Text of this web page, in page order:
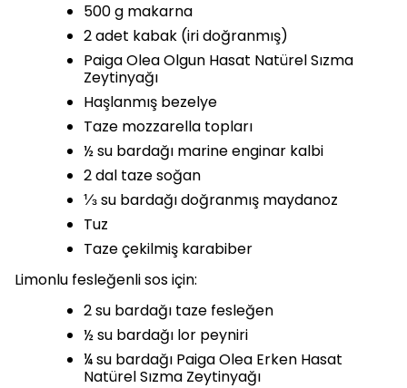
500 g makarna
2 adet kabak (iri doğranmış)
Paiga Olea Olgun Hasat Natürel Sızma
Zeytinyağı
Haşlanmış bezelye
Taze mozzarella topları
½ su bardağı marine enginar kalbi
2 dal taze soğan
⅓ su bardağı doğranmış maydanoz
Tuz
Taze çekilmiş karabiber
Limonlu fesleğenli sos için:
2 su bardağı taze fesleğen
½ su bardağı lor peyniri
¼ su bardağı Paiga Olea Erken Hasat
Natürel Sızma Zeytinyağı